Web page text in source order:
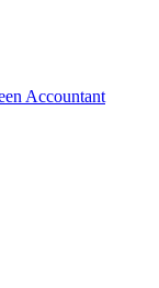
Accountant